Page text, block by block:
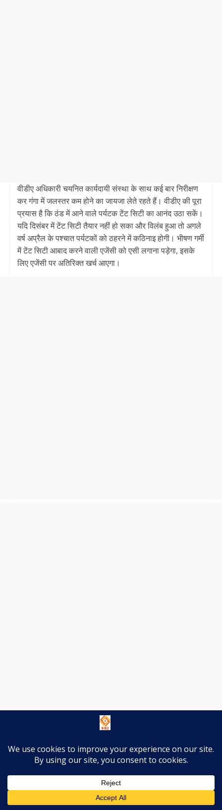
वीडीए अधिकारी चयनित कार्यदायी संस्था के साथ कई बार निरीक्षण
कर गंगा में जलस्तर कम होने का जायजा लेते रहते हैं। वीडीए की पूरा
प्रयास है कि ठंड में आने वाले पर्यटक टेंट सिटी का आनंद उठा सकें।
यदि दिसंबर में टेंट सिटी तैयार नहीं हो सका और विलंब हुआ तो अगले
वर्ष अप्रैल के पश्चात पर्यटकों को ठहरने में कठिनाइ होगी। भीषण गर्मी
में टेंट सिटी आबाद करने वाली एजेंसी को एसी लगाना पड़ेगा, इसके
लिए एजेंसी पर अतिरिक्त खर्च आएगा।
बिजली विभाग ने दो करोड़ से 50 पोल लगवा दिया है। वहीं, वहां तार
दौड़ाने से लेकर ट्रांसफार्मर लगाने की कार्यवाही आरंभ कर दिया है।